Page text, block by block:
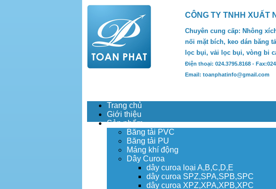
CÔNG TY TNHH XUẤT
Chuyên cung cấp: Nhông
nối mặt bích, keo dán băng
lọc bụi, vải lọc bụi, vòng bi
Điện thoại: 024.3795.8168 -
Email: toanphatinfo@gmail.com
Trang chủ
Giới thiệu
Sản phẩm
Băng tải PVC
Băng tải PU
Máng khí động
Dây Curoa
dây curoa loại A,B,C,D,E
dây curoa SPZ,SPA,SPB,SPC
dây curoa XPZ,XPA,XPB,XPC